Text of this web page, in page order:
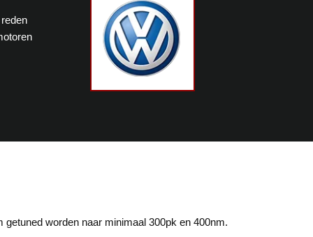
worden naar minimaal 300pk en 400nm.